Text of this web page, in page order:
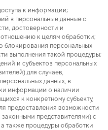
к информации;
в персональные данные с
достоверности и
отношению к целям обработки;
блокирования персональных
выполнения такой процедуры;
и субъектов персональных
для случаев,
данных, в
информации о наличии
к конкретному субъекту,
предоставления возможности
представителями) с
также процедуры обработки